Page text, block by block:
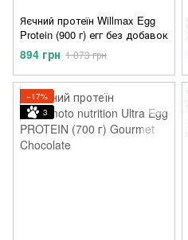
Яєчний протеїн Willmax Egg
Protein (900 г) егг без добавок
894 грн 1 073 грн
−17%
3